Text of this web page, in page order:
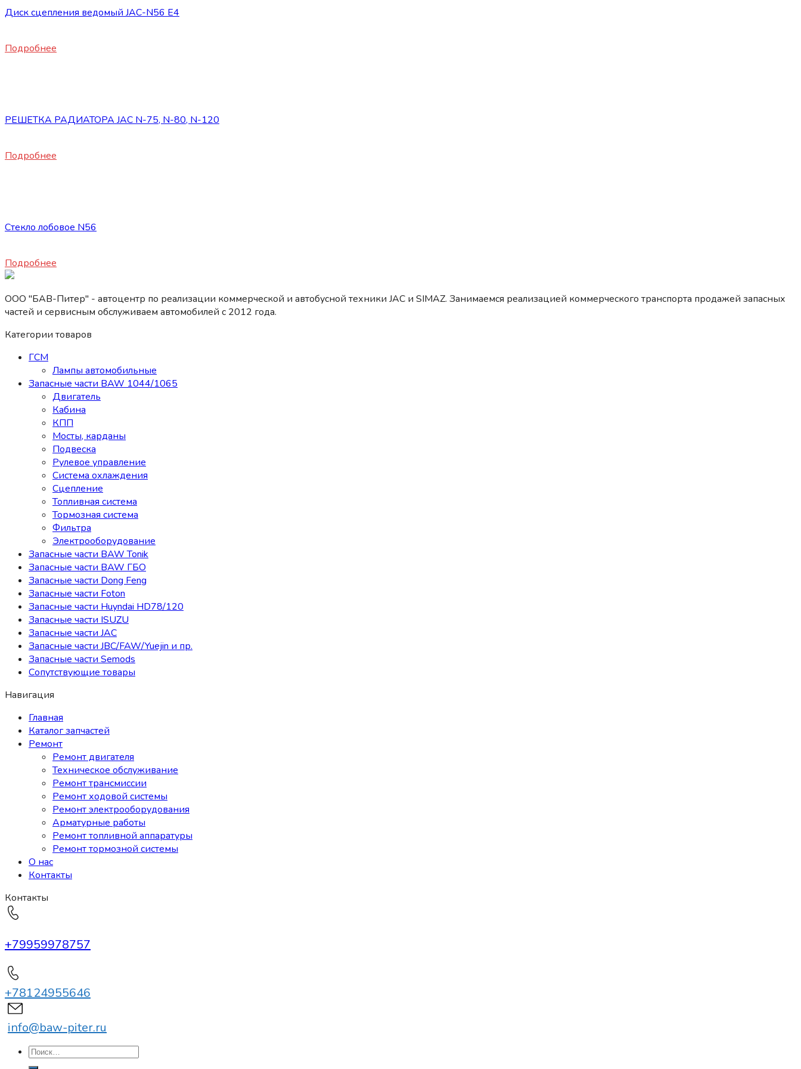
Диск сцепления ведомый JAC-N56 E4
Подробнее
РЕШЕТКА РАДИАТОРА JAC N-75, N-80, N-120
Подробнее
Стекло лобовое N56
Подробнее
ООО "БАВ-Питер" - автоцентр по реализации коммерческой и автобусной техники JAC и SIMAZ. Занимаемся реализацией коммерческого транспорта продажей запасных
частей и сервисным обслуживаем автомобилей c 2012 года.
Категории товаров
ГСМ
Лампы автомобильные
Запасные части BAW 1044/1065
Двигатель
Кабина
КПП
Мосты, карданы
Подвеска
Рулевое управление
Система охлаждения
Сцепление
Топливная система
Тормозная система
Фильтра
Электрооборудование
Запасные части BAW Tonik
Запасные части BAW ГБО
Запасные части Dong Feng
Запасные части Foton
Запасные части Huyndai HD78/120
Запасные части ISUZU
Запасные части JAC
Запасные части JBC/FAW/Yuejin и пр.
Запасные части Semods
Сопутствующие товары
Навигация
Главная
Каталог запчастей
Ремонт
Ремонт двигателя
Техническое обслуживание
Ремонт трансмиссии
Ремонт ходовой системы
Ремонт электрооборудования
Арматурные работы
Ремонт топливной аппаратуры
Ремонт тормозной системы
О нас
Контакты
Контакты
+79959978757
+78124955646
info@baw-piter.ru
Искать: